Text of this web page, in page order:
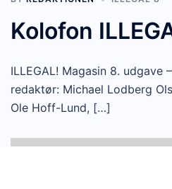
Kolofon
ILLEGAL! Magasin 8. udgave
redaktør: Michael Lodberg
Ole Hoff-Lund, […]